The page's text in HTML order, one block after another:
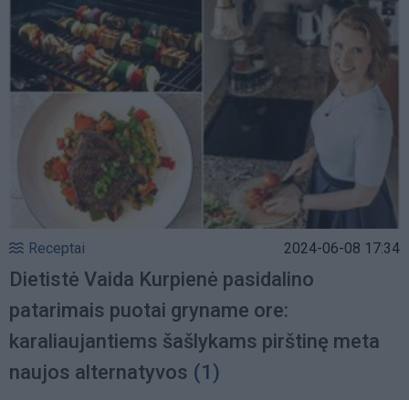
Receptai 2024-06-08 17:34
Dietistė Vaida Kurpienė pasidalino
patarimais puotai gryname ore:
karaliaujantiems šašlykams pirštinę meta
naujos alternatyvos (1)